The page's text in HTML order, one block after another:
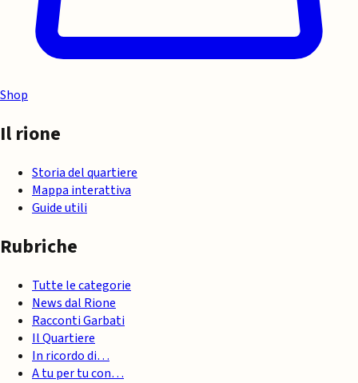
Shop
Il rione
Storia del quartiere
Mappa interattiva
Guide utili
Rubriche
Tutte le categorie
News dal Rione
Racconti Garbati
Il Quartiere
In ricordo di…
A tu per tu con…